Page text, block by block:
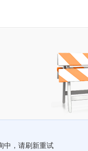
中，请刷新重试